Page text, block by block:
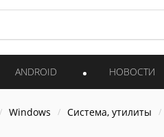
ANDROID НОВОСТИ
Windows Система, утилиты